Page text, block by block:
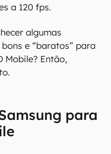
a 120 fps.
algumas
e “baratos” para
Mobile? Então,
para